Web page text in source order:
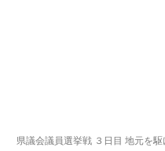
県議会議員選挙戦 ３日目 地元を駆